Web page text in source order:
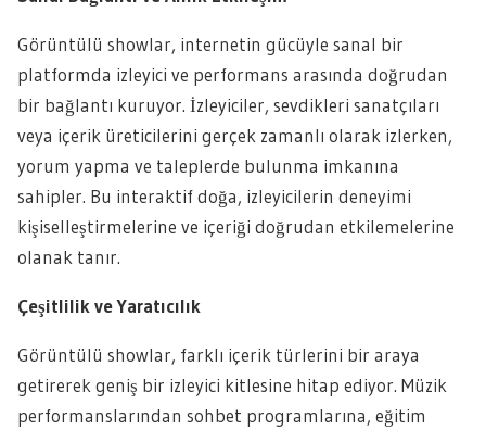
Görüntülü showlar, internetin gücüyle sanal bir
platformda izleyici ve performans arasında doğrudan
bir bağlantı kuruyor. İzleyiciler, sevdikleri sanatçıları
veya içerik üreticilerini gerçek zamanlı olarak izlerken,
yorum yapma ve taleplerde bulunma imkanına
sahipler. Bu interaktif doğa, izleyicilerin deneyimi
kişiselleştirmelerine ve içeriği doğrudan etkilemelerine
olanak tanır.
Çeşitlilik ve Yaratıcılık
Görüntülü showlar, farklı içerik türlerini bir araya
getirerek geniş bir izleyici kitlesine hitap ediyor. Müzik
performanslarından sohbet programlarına, eğitim